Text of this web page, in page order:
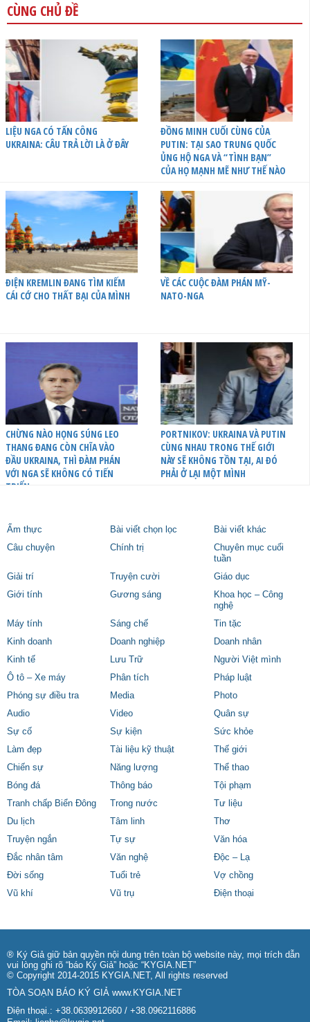
CÙNG CHỦ ĐỀ
LIỆU NGA CÓ TẤN CÔNG
UKRAINA: CÂU TRẢ LỜI LÀ Ở ĐÂY
ĐỒNG MINH CUỐI CÙNG CỦA
PUTIN: TẠI SAO TRUNG QUỐC
ỦNG HỘ NGA VÀ “TÌNH BẠN”
CỦA HỌ MẠNH MẼ NHƯ THẾ NÀO
ĐIỆN KREMLIN ĐANG TÌM KIẾM
CÁI CỚ CHO THẤT BẠI CỦA MÌNH
VỀ CÁC CUỘC ĐÀM PHÁN MỸ-
NATO-NGA
CHỪNG NÀO HỌNG SÚNG LEO
THANG ĐANG CÒN CHĨA VÀO
ĐẦU UKRAINA, THÌ ĐÀM PHÁN
VỚI NGA SẼ KHÔNG CÓ TIẾN
TRIỂN
PORTNIKOV: UKRAINA VÀ PUTIN
CÙNG NHAU TRONG THẾ GIỚI
NÀY SẼ KHÔNG TỒN TẠI, AI ĐÓ
PHẢI Ở LẠI MỘT MÌNH
Ẩm thực Bài viết chọn lọc
Bài viết khác
Câu chuyện
Chính trị
Chuyên mục cuối
tuần
Giải trí
Truyện cười
Giáo dục
Giới tính
Gương sáng
Khoa học – Công
nghệ
Máy tính
Sáng chế
Tin tặc
Kinh doanh
Doanh nghiệp
Doanh nhân
Kinh tế
Lưu Trữ
Người Việt mình
Ô tô – Xe máy
Phân tích
Pháp luật
Phóng sự điều tra
Media
Photo
Audio
Video
Quân sự
Sự cố
Sự kiện
Sức khỏe
Làm đẹp
Tài liệu kỹ thuật
Thế giới
Chiến sự
Năng lượng
Thể thao
Bóng đá
Thông báo
Tội phạm
Tranh chấp Biển Đông
Trong nước
Tư liệu
Du lịch
Tâm linh
Thơ
Truyện ngắn
Tự sự
Văn hóa
Đắc nhân tâm
Văn nghệ
Độc – Lạ
Đời sống
Tuổi trẻ
Vợ chồng
Vũ khí
Vũ trụ Điện thoại
® Ký Giả giữ bản quyền nội dung trên toàn bộ website này, mọi trích dẫn
vui lòng ghi rõ “báo Ký Giả” hoặc “KYGIA.NET”
© Copyright 2014-2015 KYGIA.NET, All rights reserved
TÒA SOẠN BÁO KÝ GIẢ www.KYGIA.NET
Điện thoại.: +38.0639912660 / +38.0962116886